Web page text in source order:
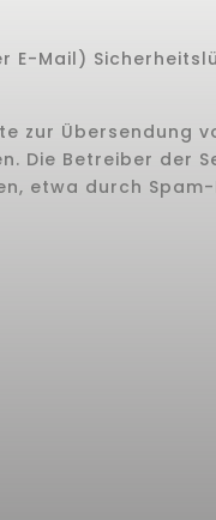
Mail)
zur Übersendung
Die Betreiber der
etwa durch